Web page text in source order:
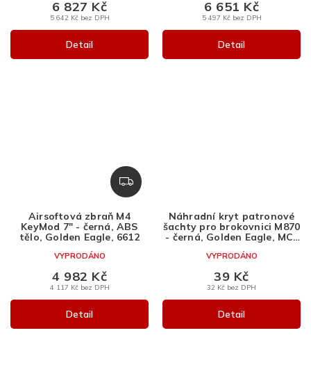
5 642 Kč bez DPH
6 827 Kč
Detail
5 497 Kč bez DPH
6 651 Kč
Detail
Z
D
R
M
Airsoftová zbraň M4
KeyMod 7" - černá, ABS
tělo, Golden Eagle, 6612
VYPRODÁNO
4 117 Kč bez DPH
4 982 Kč
Detail
Náhradní kryt patronové
šachty pro brokovnici M870
- černá, Golden Eagle, MC-
VYPRODÁNO
32 Kč bez DPH
39 Kč
Detail